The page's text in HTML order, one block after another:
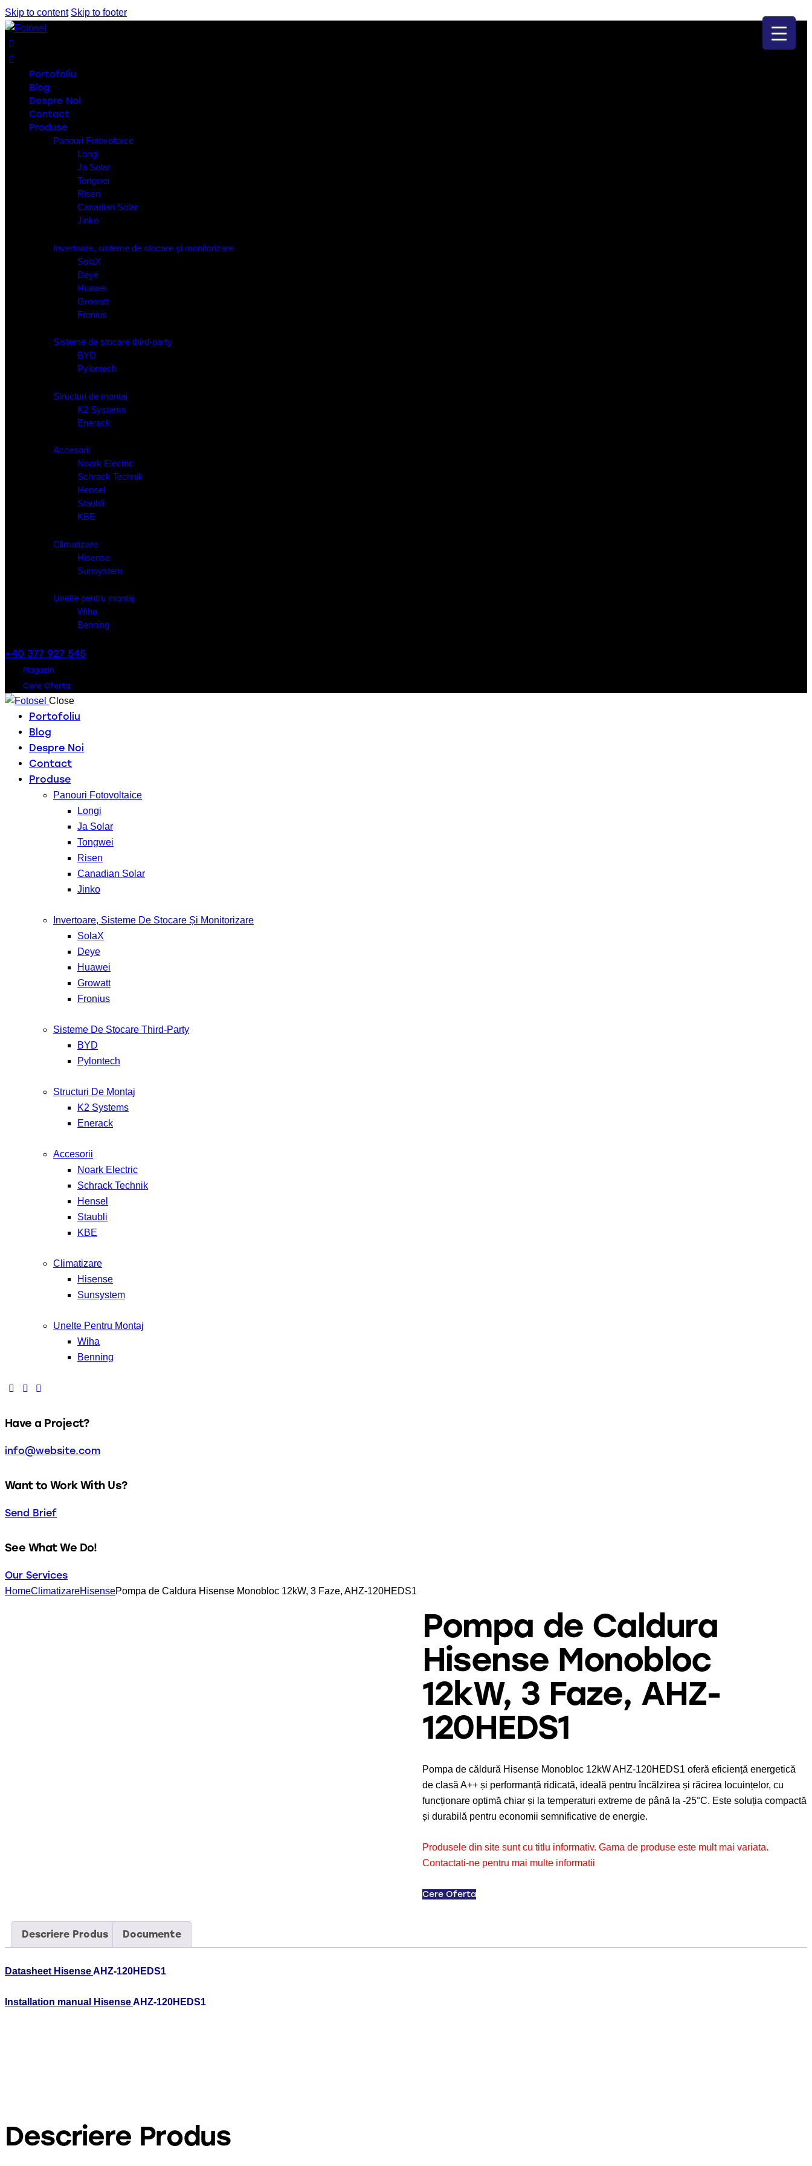
Skip to content Skip to footer
Portofoliu
Blog
Despre Noi
Contact
Produse
Panouri Fotovoltaice
Longi
Ja Solar
Tongwei
Risen
Canadian Solar
Jinko
Invertoare, sisteme de stocare și monitorizare
SolaX
Deye
Huawei
Growatt
Fronius
Sisteme de stocare third-party
BYD
Pylontech
Structuri de montaj
K2 Systems
Enerack
Accesorii
Noark Electric
Schrack Technik
Hensel
Staubli
KBE
Climatizare
Hisense
Sunsystem
Unelte pentru montaj
Wiha
Benning
+40 377 927 545
Magazin
Cere Oferta
Close
Portofoliu
Blog
Despre Noi
Contact
Produse
Panouri Fotovoltaice
Longi
Ja Solar
Tongwei
Risen
Canadian Solar
Jinko
Invertoare, Sisteme De Stocare Și Monitorizare
SolaX
Deye
Huawei
Growatt
Fronius
Sisteme De Stocare Third-Party
BYD
Pylontech
Structuri De Montaj
K2 Systems
Enerack
Accesorii
Noark Electric
Schrack Technik
Hensel
Staubli
KBE
Climatizare
Hisense
Sunsystem
Unelte Pentru Montaj
Wiha
Benning
Have a Project?
info@website.com
Want to Work With Us?
Send Brief
See What We Do!
Our Services
HomeClimatizareHisensePompa de Caldura Hisense Monobloc 12kW, 3 Faze, AHZ-120HEDS1
Pompa de Caldura
Hisense Monobloc
12kW, 3 Faze, AHZ-
120HEDS1
Pompa de căldură Hisense Monobloc 12kW AHZ-120HEDS1 oferă eficiență energetică
de clasă A++ și performanță ridicată, ideală pentru încălzirea și răcirea locuințelor, cu
funcționare optimă chiar și la temperaturi extreme de până la -25°C. Este soluția compactă
și durabilă pentru economii semnificative de energie.
Produsele din site sunt cu titlu informativ. Gama de produse este mult mai variata.
Contactati-ne pentru mai multe informatii
Cere Oferta
Descriere Produs Documente
Datasheet HisenseAHZ-120HEDS1
Installation manual HisenseAHZ-120HEDS1
Descriere Produs